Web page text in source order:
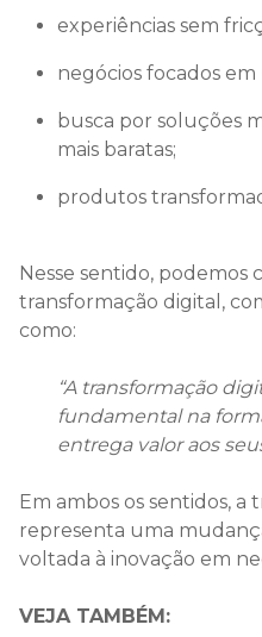
experiências sem
negócios focados em
busca por soluções
mais baratas;
produtos
Nesse sentido, podemos
transformação digital,
como:
“A transformação
fundamental na
entrega valor aos
Em ambos os sentidos, a
representa uma
voltada à inovação em
VEJA TAMBÉM: